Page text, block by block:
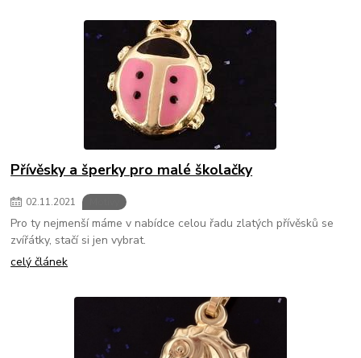
Přívěsky a šperky pro malé školačky
02.11.2021
Pro ty nejmenší máme v nabídce celou řadu zlatých přívěsků se
zvířátky, stačí si jen vybrat.
celý článek